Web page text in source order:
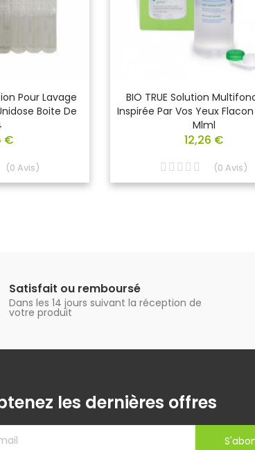
Pour Lavage
Boite De
€
(0 Avis)
BIO TRUE Solution
Inspirée Par Vos Yeux
Mlml
12,26 €
(0 Avis)
Satisfait ou remboursé
Dans les 14 jours suivant la réception de
votre produit
les dernières offres